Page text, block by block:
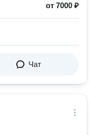
от 7000 ₽
Чат